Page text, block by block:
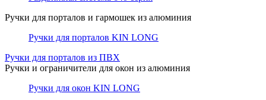
Ручки для порталов и гармошек из алюминия
Ручки для порталов KIN LONG
Ручки для порталов из ПВХ
Ручки и ограничители для окон из алюминия
Ручки для окон KIN LONG